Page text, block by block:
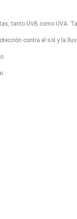
tanto UVB como UVA.
contra el sol y la